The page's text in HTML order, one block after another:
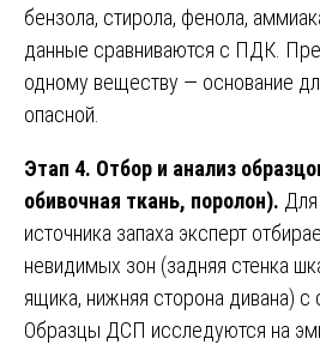
бензола, стирола, фенола,
данные сравниваются с ПДК.
одному веществу — основание
опасной.
Этап 4. Отбор и анализ
обивочная ткань, поролон).
источника запаха эксперт
невидимых зон (задняя стенка
ящика, нижняя сторона дивана) с
Образцы ДСП исследуются на